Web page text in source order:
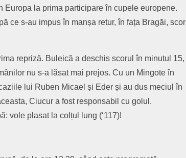
Europa la prima participare în cupele europene.
ce s-au impus în manșa retur, în fața Bragăi, scor
repriză. Buleică a deschis scorul în minutul 15,
nu s-a lăsat mai prejos. Cu un Mingote în
lui Ruben Micael și Eder și au dus meciul în
Ciucur a fost responsabil cu golul.
vole plasat la colțul lung (‘117)!